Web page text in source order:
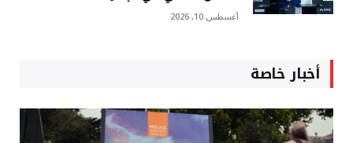
أغسطس 10, 2026
أخبار خاصة